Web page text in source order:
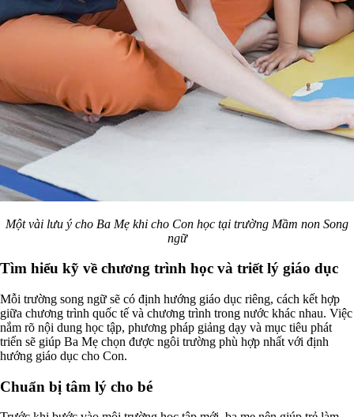
Một vài lưu ý cho Ba Mẹ khi cho Con học tại trường Mầm non Song
ngữ
Tìm hiểu kỹ về chương trình học và triết lý giáo dục
Mỗi trường song ngữ sẽ có định hướng giáo dục riêng, cách kết hợp
giữa chương trình quốc tế và chương trình trong nước khác nhau. Việc
nắm rõ nội dung học tập, phương pháp giảng dạy và mục tiêu phát
triển sẽ giúp Ba Mẹ chọn được ngôi trường phù hợp nhất với định
hướng giáo dục cho Con.
Chuẩn bị tâm lý cho bé